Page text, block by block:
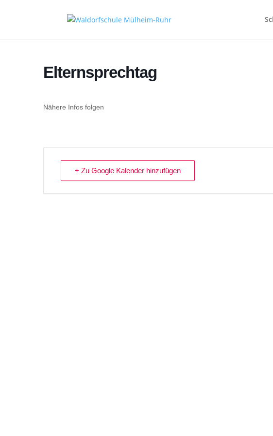
Elternsprechtag
Nähere Infos folgen
+ Zu Google Kalender hinzufügen